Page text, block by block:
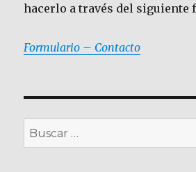
hacerlo a través del siguiente
Formulario – Contacto
Buscar
por: